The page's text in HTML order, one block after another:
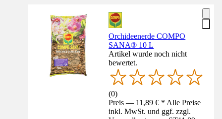
Orchideenerde COMPO
SANA® 10 L
Artikel wurde noch nicht
bewertet.
(0)
Preis — 11,89 € * Alle Preise
inkl. MwSt. und ggf. zzgl.